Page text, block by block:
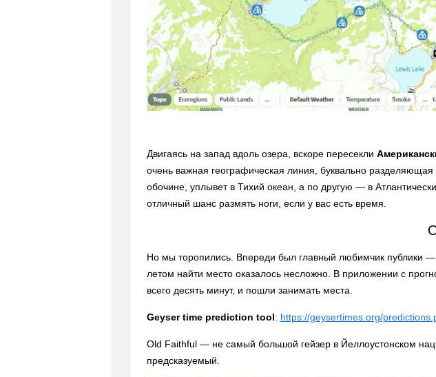
Двигаясь на запад вдоль озера, вскоре пересекли
очень важная географическая линия, буквально
обочине, уплывет в Тихий океан, а по другую — в
отличный шанс размять ноги, если у вас есть время.
Но мы торопились. Впереди был главный любимчик публики —
летом найти место оказалось несложно. В приложении с
всего десять минут, и пошли занимать места.
Geyser time prediction tool: https://geysertimes.org/
Old Faithful — не самый большой гейзер в Йеллоустонском
предсказуемый.